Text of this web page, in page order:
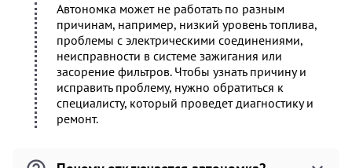
Автономка может не работать по разным
причинам, например, низкий уровень топлива,
проблемы с электрическими соединениями,
неисправности в системе зажигания или
засорение фильтров. Чтобы узнать причину и
исправить проблему, нужно обратиться к
специалисту, который проведет диагностику и
ремонт.